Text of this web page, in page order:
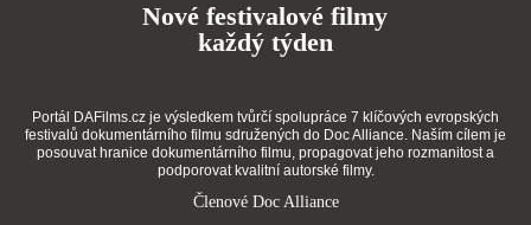
Nové festivalové filmy
každý týden
Portál DAFilms.cz je výsledkem tvůrčí spolupráce 7 klíčových evropských
festivalů dokumentárního filmu sdružených do Doc Alliance. Naším cílem je
posouvat hranice dokumentárního filmu, propagovat jeho rozmanitost a
podporovat kvalitní autorské filmy.
Členové Doc Alliance